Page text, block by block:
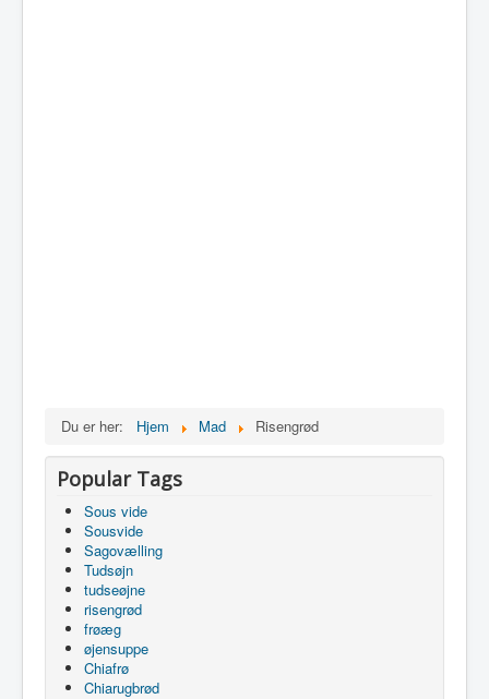
Du er her: Hjem Mad Risengrød
Popular Tags
Sous vide
Sousvide
Sagovælling
Tudsøjn
tudseøjne
risengrød
frøæg
øjensuppe
Chiafrø
Chiarugbrød